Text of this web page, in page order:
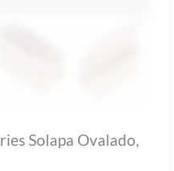
Solapa Ovalado,